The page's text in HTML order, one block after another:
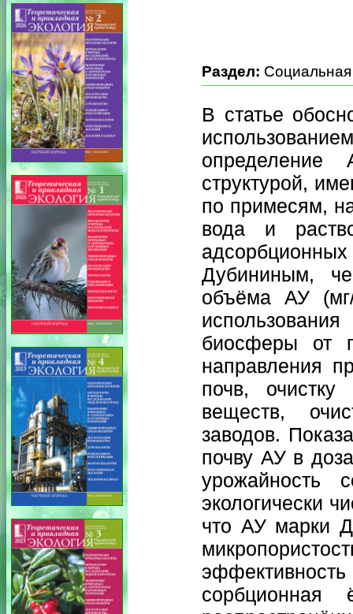
Раздел: Социальная
В статье
структурой,
по примесям,
вода и
Дубининым,
объёма АУ
биосферы от
направления
почв,
веществ,
заводов.
почву АУ в
урожайность
экологически
что АУ марки